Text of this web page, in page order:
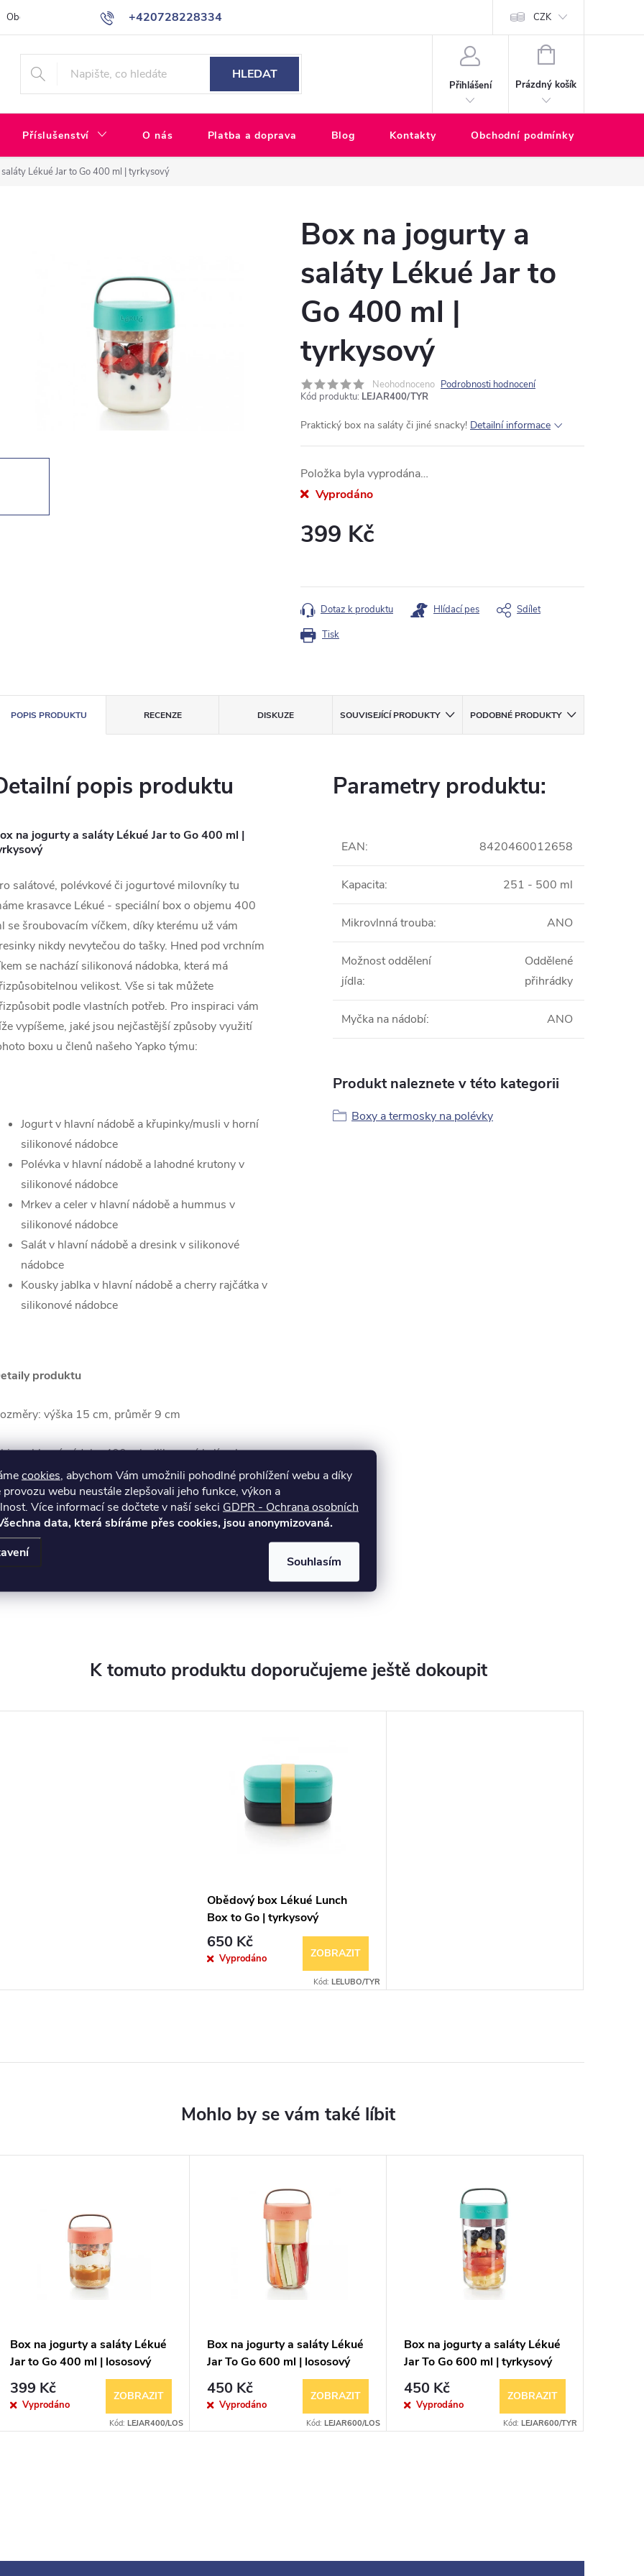
cookies, abychom Vám umožnili pohodlné prohlížení webu a díky
provozu webu neustále zlepšovali jeho funkce, výkon a
Více informací se dočtete v naší sekci GDPR - Ochrana osobních
data, která sbíráme přes cookies, jsou anonymizovaná.
Souhlasím
+420728228334
Obchodní podmínky GDPR - Ochrana osobních údajů CZK
HLEDAT
Přihlášení
NÁKUPNÍ
Prázdný košík
Příslušenství O nás Platba a doprava Blog Kontakty Obchodní podmínky
Lékué Jar to Go 400 ml | tyrkysový
Box na jogurty a
saláty Lékué Jar to
Go 400 ml |
tyrkysový
Neohodnoceno Podrobnosti hodnocení
Kód produktu: LEJAR400/TYR
Praktický box na saláty či jiné snacky! Detailní informace
Položka byla vyprodána…
Vyprodáno
399 Kč
Tisk
Dotaz k produktu Hlídací pes Sdílet
POPIS PRODUKTU RECENZE DISKUZE SOUVISEJÍCÍ PRODUKTY PODOBNÉ PRODUKTY
popis produktu
na jogurty a saláty Lékué Jar to Go 400 ml |
salátové, polévkové či jogurtové milovníky tu
krasavce Lékué - speciální box o objemu 400
se šroubovacím víčkem, díky kterému už vám
nikdy nevytečou do tašky. Hned pod vrchním
se nachází silikonová nádobka, která má
velikost. Vše si tak můžete
podle vlastních potřeb. Pro inspiraci vám
vypíšeme, jaké jsou nejčastější způsoby využití
boxu u členů našeho Yapko týmu:
Jogurt v hlavní nádobě a křupinky/musli v horní
silikonové nádobce
Polévka v hlavní nádobě a lahodné krutony v
silikonové nádobce
Mrkev a celer v hlavní nádobě a hummus v
silikonové nádobce
Salát v hlavní nádobě a dresink v silikonové
nádobce
Kousky jablka v hlavní nádobě a cherry rajčátka v
silikonové nádobce
produktu
výška 15 cm, průměr 9 cm
hlavní nádoba 400 ml, silikonový kelímek
220 ml
Plast, silikon (bez BPA)
do mikrovlnné trouby i do myčky nádobí
Parametry produktu:
EAN: 8420460012658
Kapacita: 251 - 500 ml
Mikrovlnná trouba: ANO
Možnost oddělení
jídla:
Oddělené
přihrádky
Myčka na nádobí: ANO
Produkt naleznete v této kategorii
Boxy a termosky na polévky
K tomuto produktu doporučujeme ještě dokoupit
Obědový box Lékué Lunch
Box to Go | tyrkysový
650 Kč
Vyprodáno ZOBRAZIT
Kód: LELUBO/TYR
Box na jogurty a saláty Lékué
Jar to Go 400 ml | lososový
399 Kč
Vyprodáno
ZOBRAZIT
Kód: LEJAR400/LOS
Box na jogurty a saláty Lékué
Jar To Go 600 ml | lososový
450 Kč
Vyprodáno
ZOBRAZIT
Kód: LEJAR600/LOS
Box na jogurty a saláty Lékué
Jar To Go 600 ml | tyrkysový
450 Kč
Vyprodáno
ZOBRAZIT
Kód: LEJAR600/TYR